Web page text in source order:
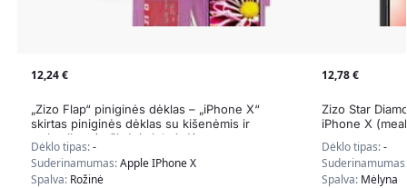
12,24€
„Zizo Flap“ piniginės dėklas – „iPhone X“
skirtas piniginės dėklas su kišenėmis ir
atsistojimu (rožinė / violetinė)
Dėklo tipas:-
Suderinamumas:Apple IPhone X
Spalva: Rožinė
12,78€
Zizo Star
iPhone X
Dėklo tipas:-
Spalva: Mėlyna